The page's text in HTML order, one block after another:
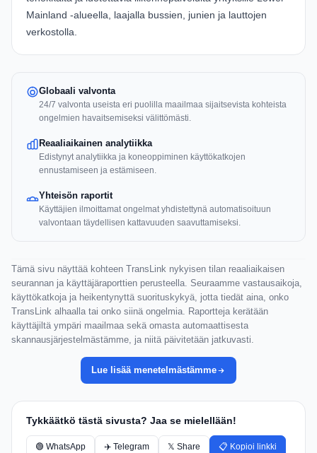
Mainland -alueella, laajalla bussien, junien ja lauttojen
verkostolla.
Globaali valvonta
24/7 valvonta useista eri puolilla maailmaa sijaitsevista kohteista
ongelmien havaitsemiseksi välittömästi.
Reaaliaikainen analytiikka
Edistynyt analytiikka ja koneoppiminen käyttökatkojen
ennustamiseen ja estämiseen.
Yhteisön raportit
Käyttäjien ilmoittamat ongelmat yhdistettynä automatisoituun
valvontaan täydellisen kattavuuden saavuttamiseksi.
Tämä sivu näyttää kohteen TransLink nykyisen tilan reaaliaikaisen
seurannan ja käyttäjäraporttien perusteella. Seuraamme vastausaikoja,
käyttökatkoja ja heikentynyttä suorituskykyä, jotta tiedät aina, onko
TransLink alhaalla tai onko siinä ongelmia. Raportteja kerätään
käyttäjiltä ympäri maailmaa sekä omasta automaattisesta
skannausjärjestelmästämme, ja niitä päivitetään jatkuvasti.
Lue lisää menetelmästämme
Tykkäätkö tästä sivusta? Jaa se mielellään!
🟢 WhatsApp ✈️ Telegram 𝕏 Share 📋 Kopioi linkki